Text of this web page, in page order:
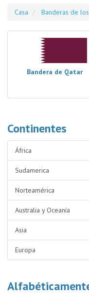
Casa Banderas de
Bandera de Qatar
Continentes
África
Sudamerica
Norteamérica
Australia y Oceanía
Asia
Europa